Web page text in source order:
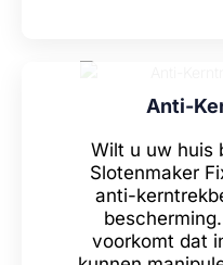
Anti-
Wilt u uw huis
Slotenmaker
anti-
voorkomt dat